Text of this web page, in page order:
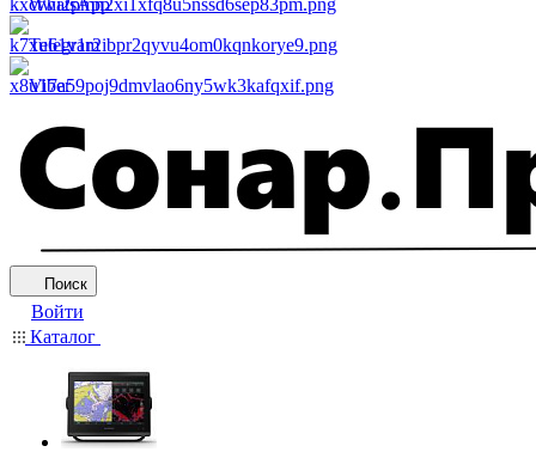
WhatsApp
Telegram
Viber
Поиск
Войти
Каталог